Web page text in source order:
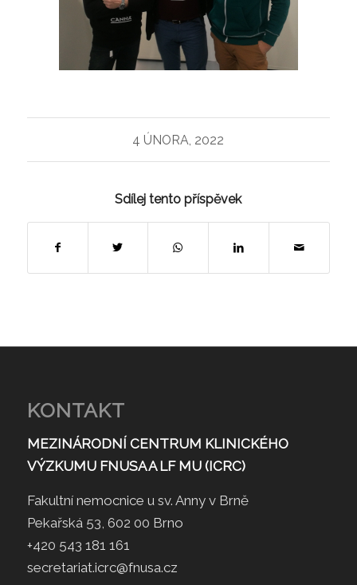
4 ÚNORA, 2022
Sdílej tento příspěvek
KONTAKT
MEZINÁRODNÍ CENTRUM KLINICKÉHO
VÝZKUMU FNUSA A LF MU (ICRC)
Fakultní nemocnice u sv. Anny v Brně
Pekařská 53, 602 00 Brno
+420 543 181 161
secretariat.icrc@fnusa.cz